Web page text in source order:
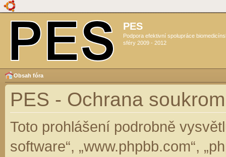
PES
Podpora efektivní spolupráce
sféry 2009 - 2012
Obsah fóra
PES - Ochrana
Toto prohlášení podrobně
software“, „www.phpbb.com“,